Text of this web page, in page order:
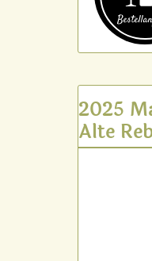
2025
Alte